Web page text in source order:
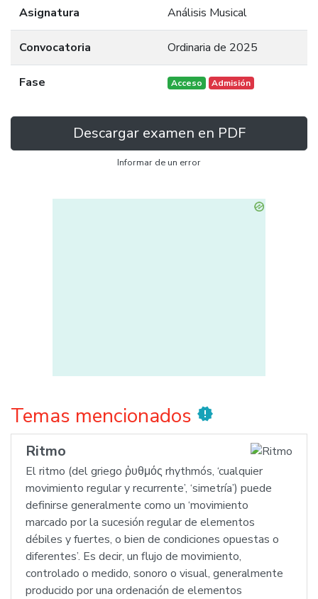
Asignatura Análisis Musical
Convocatoria Ordinaria de 2025
Fase Acceso Admisión
Descargar examen en PDF
Informar de un error
Temas mencionados new_releases
Ritmo
El ritmo (del griego ῥυθμός rhythmós, ‘cualquier
movimiento regular y recurrente’, ‘simetría’) puede
definirse generalmente como un ‘movimiento
marcado por la sucesión regular de elementos
débiles y fuertes, o bien de condiciones opuestas o
diferentes’. Es decir, un flujo de movimiento,
controlado o medido, sonoro o visual, generalmente
producido por una ordenación de elementos